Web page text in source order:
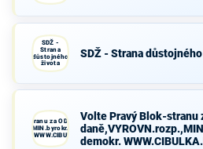
SDŽ -
Strana
důstojného
života
SDŽ - Strana
Blok-stranu za ODVOLAT.polit.,NÍZKÉ
demokr. WWW.CIBULKA.NET
Volte Pravý Blok-stranu
demokr.